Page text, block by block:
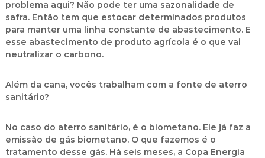
problema aqui? Não pode ter uma sazonalidade de
safra. Então tem que estocar determinados produtos
para manter uma linha constante de abastecimento. E
esse abastecimento de produto agrícola é o que vai
neutralizar o carbono.
Além da cana, vocês trabalham com a fonte de aterro
sanitário?
No caso do aterro sanitário, é o biometano. Ele já faz a
emissão de gás biometano. O que fazemos é o
tratamento desse gás. Há seis meses, a Copa Energia